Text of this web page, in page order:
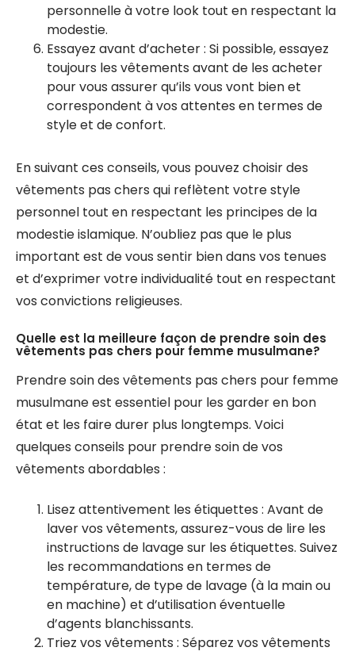
personnelle à votre look tout en respectant la
modestie.
Essayez avant d’acheter : Si possible, essayez
toujours les vêtements avant de les acheter
pour vous assurer qu’ils vous vont bien et
correspondent à vos attentes en termes de
style et de confort.
En suivant ces conseils, vous pouvez choisir des
vêtements pas chers qui reflètent votre style
personnel tout en respectant les principes de la
modestie islamique. N’oubliez pas que le plus
important est de vous sentir bien dans vos tenues
et d’exprimer votre individualité tout en respectant
vos convictions religieuses.
Quelle est la meilleure façon de prendre soin des
vêtements pas chers pour femme musulmane?
Prendre soin des vêtements pas chers pour femme
musulmane est essentiel pour les garder en bon
état et les faire durer plus longtemps. Voici
quelques conseils pour prendre soin de vos
vêtements abordables :
Lisez attentivement les étiquettes : Avant de
laver vos vêtements, assurez-vous de lire les
instructions de lavage sur les étiquettes. Suivez
les recommandations en termes de
température, de type de lavage (à la main ou
en machine) et d’utilisation éventuelle
d’agents blanchissants.
Triez vos vêtements : Séparez vos vêtements